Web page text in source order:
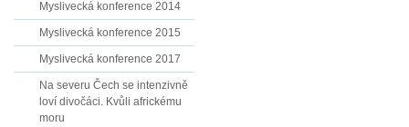
Myslivecká konference 2014
Myslivecká konference 2015
Myslivecká konference 2017
Na severu Čech se intenzivně
loví divočáci. Kvůli africkému
moru